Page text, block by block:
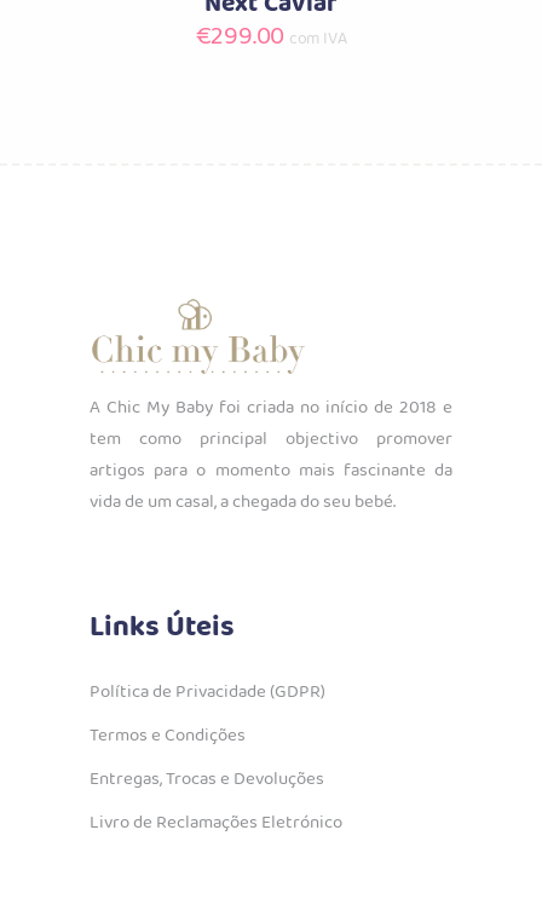
€299.00 com IVA
A Chic My Baby foi criada no início de 2018 e
tem como principal objectivo promover
artigos para o momento mais fascinante da
vida de um casal, a chegada do seu bebé.
Links Úteis
Política de Privacidade (GDPR)
Termos e Condições
Entregas, Trocas e Devoluções
Livro de Reclamações Eletrónico